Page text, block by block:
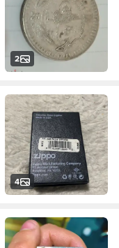
2
4